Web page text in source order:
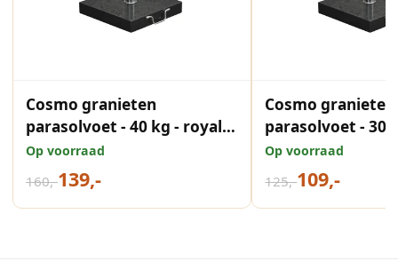
Cosmo granieten
parasolvoet - 40 kg - royal
antraciet
Op voorraad
160,-139,-
Cosmo granieten
parasolvoet - 30
antraciet
Op voorraad
125,-109,-